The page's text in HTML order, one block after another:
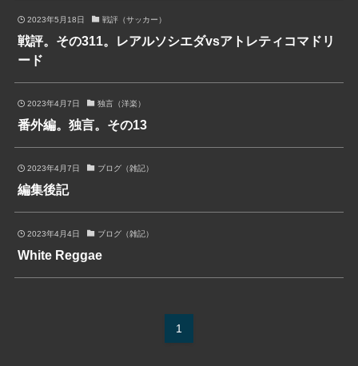
2023年5月18日 戦評（サッカー）
戦評。その311。レアルソシエダvsアトレティコマドリ
ード
2023年4月7日 独言（洋楽）
番外編。独言。その13
2023年4月7日 ブログ（雑記）
編集後記
2023年4月4日 ブログ（雑記）
White Reggae
1